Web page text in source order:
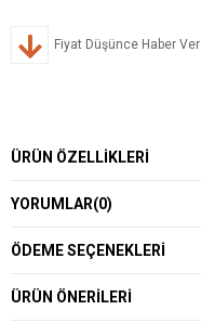
Fiyat Düşünce Haber Ver
ÜRÜN ÖZELLIKLERI
YORUMLAR(0)
ÖDEME SEÇENEKLERI
ÜRÜN ÖNERILERI